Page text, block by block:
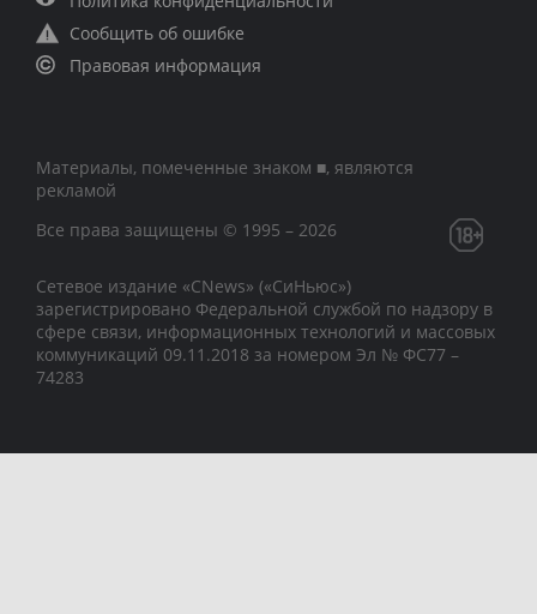
Сообщить об ошибке
Правовая информация
Материалы, помеченные знаком ■, являются
рекламой
Все права защищены © 1995 – 2026
Сетевое издание «CNews» («СиНьюс»)
зарегистрировано Федеральной службой по надзору в
сфере связи, информационных технологий и массовых
коммуникаций 09.11.2018 за номером Эл № ФС77 –
74283